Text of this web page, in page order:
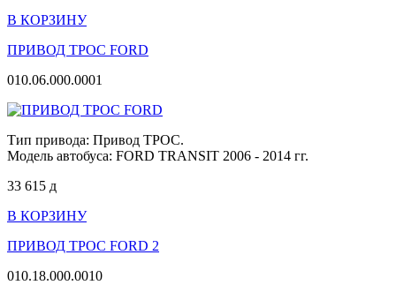
В КОРЗИНУ
ПРИВОД ТРОС FORD
010.06.000.0001
Тип привода: Привод ТРОС.
Модель автобуса: FORD TRANSIT 2006 - 2014 гг.
33 615 д
В КОРЗИНУ
ПРИВОД ТРОС FORD 2
010.18.000.0010